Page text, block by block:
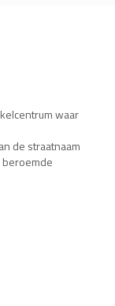
waar
de straatnaam
beroemde